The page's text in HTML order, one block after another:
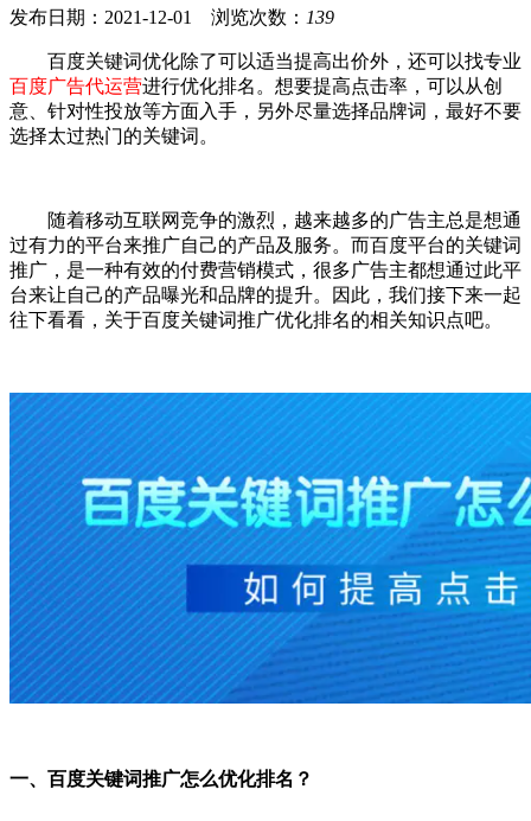
发布日期：2021-12-01 浏览次数： 139
百度关键词优化除了可以适当提高出价外，还可以找专业
百度广告代运营进行优化排名。想要提高点击率，可以从创
意、针对性投放等方面入手，另外尽量选择品牌词，最好不要
选择太过热门的关键词。
随着移动互联网竞争的激烈，越来越多的广告主总是想通
过有力的平台来推广自己的产品及服务。而百度平台的关键词
推广，是一种有效的付费营销模式，很多广告主都想通过此平
台来让自己的产品曝光和品牌的提升。因此，我们接下来一起
往下看看，关于百度关键词推广优化排名的相关知识点吧。
一、百度关键词推广怎么优化排名？